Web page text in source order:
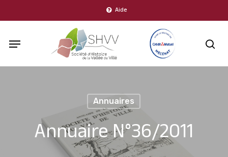
to
main
Aide
Menu
Annuaires
Annuaire N°36/2011